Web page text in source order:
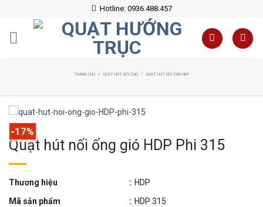
content
Hotline: 0936.488.457
TRANG CHỦ / QUẠT HÚT NỐI ỐNG / QUẠT HÚT NỐI ỐNG HDP
-17%
Quạt hút nối ống gió HDP Phi 315
Thương hiệu : HDP
Mã sản phẩm
: HDP 315